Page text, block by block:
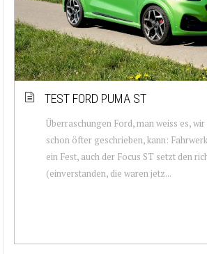
TEST FORD PUMA ST
Überraschungen Ford, man weiss es,
schon öfter geschrieben, kann:
ein Fest, auch der Focus ST setzt den
(einverstanden, die waren jetz...